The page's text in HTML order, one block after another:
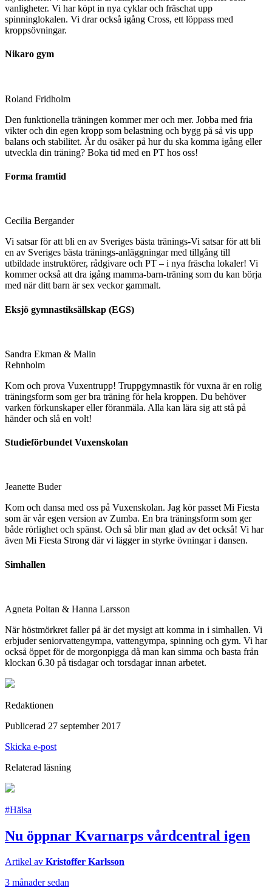
vanligheter. Vi har köpt in nya cyklar och fräschat upp
spinninglokalen. Vi drar också igång Cross, ett löppass med
kroppsövningar.
Nikaro gym
Roland Fridholm
Den funktionella trä­ningen kommer mer och mer. Jobba med fria
vikter och din egen kropp som belastning och bygg på så vis upp
balans och stabilitet. Är du osäker på hur du ska komma igång eller
utveckla din träning? Boka tid med en PT hos oss!
Forma framtid
Cecilia Bergander
Vi satsar för att bli en av Sveriges bästa tränings-Vi satsar för att bli
en av Sveriges bästa tränings-anläggningar med tillgång till
utbildade instruktörer, rådgivare och PT – i nya fräscha lokaler! Vi
kommer också att dra igång mamma-barn-träning som du kan börja
med när ditt barn är sex veckor gammalt.
Eksjö gymnastiksällskap (EGS)
Sandra Ekman & Malin
Rehnholm
Kom och prova Vuxentrupp! Truppgymnastik för vuxna är en rolig
träningsform som ger bra träning för hela kroppen. Du behöver
varken förkunskaper eller föranmäla. Alla kan lära sig att stå på
händer och slå en volt!
Studieförbundet Vuxenskolan
Jeanette Buder
Kom och dansa med oss på Vuxenskolan. Jag kör passet Mi Fiesta
som är vår egen version av Zumba. En bra träningsform som ger
både rörlighet och spänst. Och så blir man glad av det också! Vi har
även Mi Fiesta Strong där vi lägger in styrke övningar i dansen.
Simhallen
Agneta Poltan & Hanna Larsson
När höstmörkret faller på är det mysigt att komma in i simhallen. Vi
erbjuder seniorvattengympa, vattengympa, spinning och gym. Vi har
också öppet för de morgonpigga då man kan simma och basta från
klockan 6.30 på tisdagar och torsdagar innan arbetet.
Redaktionen
Publicerad 27 september 2017
Skicka e-post
Relaterad läsning
#Hälsa
Nu öppnar Kvarnarps vårdcentral igen
Artikel av Kristoffer Karlsson
3 månader sedan